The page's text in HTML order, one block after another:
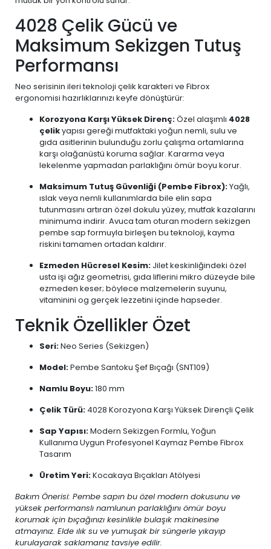
4028 Çelik Gücü ve
Maksimum Sekizgen Tutuş
Performansı
Neo serisinin ileri teknoloji çelik karakteri ve Fibrox
ergonomisi hazırlıklarınızı keyfe dönüştürür:
Korozyona Karşı Yüksek Direnç:Özel alaşımlı 4028
çelikyapısı gereği mutfaktaki yoğun nemli, sulu ve
gıda asitlerinin bulunduğu zorlu çalışma ortamlarına
karşı olağanüstü koruma sağlar. Kararma veya
lekelenme yapmadan parlaklığını ömür boyu korur.
Maksimum Tutuş Güvenliği (Pembe Fibrox):Yağlı,
ıslak veya nemli kullanımlarda bile elin sapa
tutunmasını artıran özel dokulu yüzey, mutfak kazalarını
minimuma indirir. Avuca tam oturan modern sekizgen
pembe sap formuyla birleşen bu teknoloji, kayma
riskini tamamen ortadan kaldırır.
Ezmeden Hücresel Kesim: Jilet keskinliğindeki özel
usta işi ağız geometrisi, gıda liflerini mikro düzeyde bile
ezmeden keser; böylece malzemelerin suyunu,
vitaminini og gerçek lezzetini içinde hapseder.
Teknik Özellikler Özet
Seri:Neo Series (Sekizgen)
Model:Pembe Santoku Şef Bıçağı (SNT109)
Namlu Boyu:180 mm
Çelik Türü: 4028 Korozyona Karşı Yüksek Dirençli Çelik
Sap Yapısı:Modern Sekizgen Formlu, Yoğun
Kullanıma Uygun Profesyonel Kaymaz Pembe Fibrox
Tasarım
Üretim Yeri:Kocakaya Bıçakları Atölyesi
Bakım Önerisi: Pembe sapın bu özel modern dokusunu ve
yüksek performanslı namlunun parlaklığını ömür boyu
korumak için bıçağınızı kesinlikle bulaşık makinesine
atmayınız. Elde ılık su ve yumuşak bir süngerle yıkayıp
kurulayarak saklamanız tavsiye edilir.